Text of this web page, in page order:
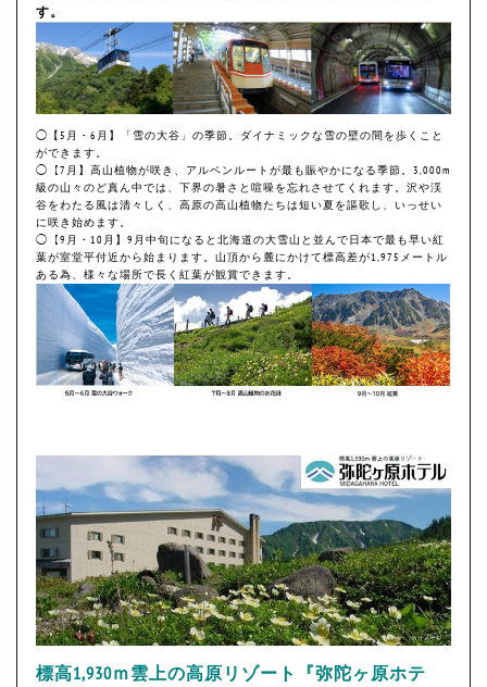
す。
◯【5月・6月】「雪の大谷」の季節。ダイナミックな雪の壁の間を歩くこと
ができます。
◯【7月】高山植物が咲き、アルペンルートが最も賑やかになる季節。3,000m
級の山々のど真ん中では、下界の暑さと喧噪を忘れさせてくれます。沢や渓
谷をわたる風は清々しく、高原の高山植物たちは短い夏を謳歌し、いっせい
に咲き始めます。
◯【9月・10月】9月中旬になると北海道の大雪山と並んで日本で最も早い紅
葉が室堂平付近から始まります。山頂から麓にかけて標高差が1,975メートル
ある為、様々な場所で長く紅葉が観賞できます。
標高1,930ｍ雲上の高原リゾート『弥陀ヶ原ホテ